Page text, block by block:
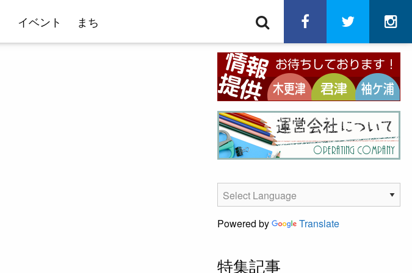
イベント まち facebooktwitter
Powered by Translate
特集記事